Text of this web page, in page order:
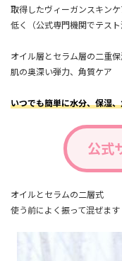
取得したヴィーガンスキン
低く（公式専門機関でテス
オイル層とセラム層の二重
肌の奥深い弾力、角質ケア
いつでも簡単に水分、保湿
公式
オイルとセラムの二層式
使う前によく振って混ぜます